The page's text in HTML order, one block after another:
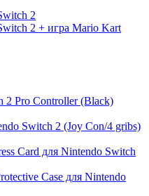
2
2 + игра Mario Kart
2 Pro Controller (Black)
Switch 2 (Joy Con/4 gribs)
Card для Nintendo Switch
Case для Nintendo